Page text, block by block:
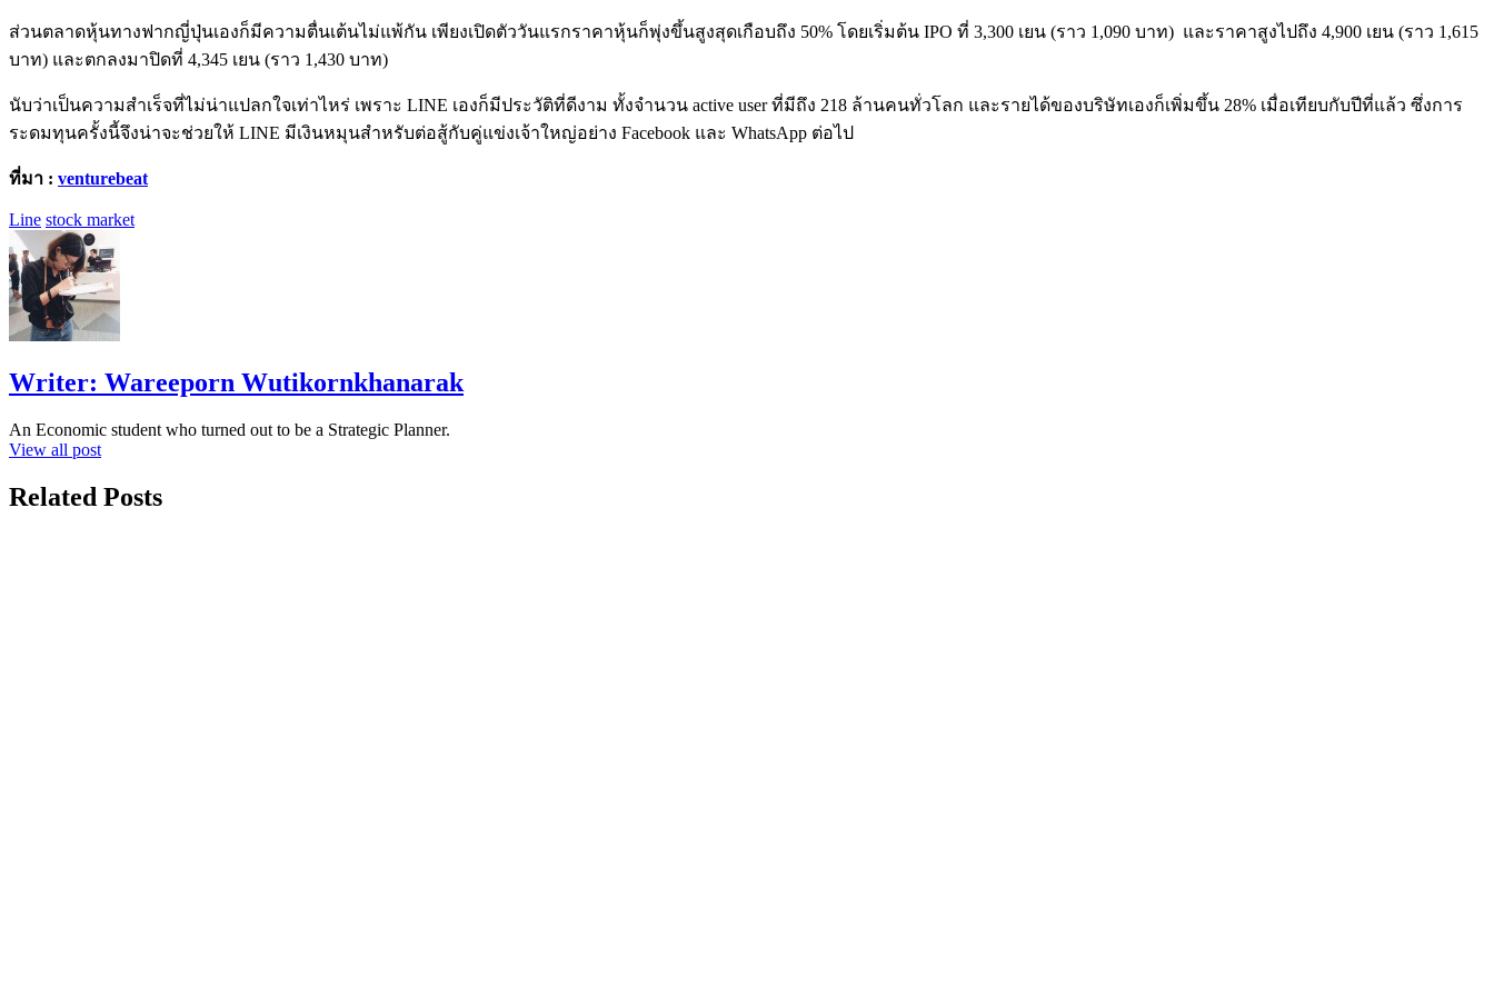
ส่วนตลาดหุ้นทางฟากญี่ปุ่นเองก็มีความตื่นเต้นไม่แพ้กัน เพียงเปิดตัววันแรกราคาหุ้นก็พุ่งขึ้นสูงสุดเกือบถึง 50% โดยเริ่มต้น IPO ที่ 3,300 เยน (ราว 1,090 บาท) และราคาสูงไปถึง 4,900 เยน (ราว 1,615
บาท) และตกลงมาปิดที่ 4,345 เยน (ราว 1,430 บาท)
นับว่าเป็นความสำเร็จที่ไม่น่าแปลกใจเท่าไหร่ เพราะ LINE เองก็มีประวัติที่ดีงาม ทั้งจำนวน active user ที่มีถึง 218 ล้านคนทั่วโลก และรายได้ของบริษัทเองก็เพิ่มขึ้น 28% เมื่อเทียบกับปีที่แล้ว ซึ่งการ
ระดมทุนครั้งนี้จึงน่าจะช่วยให้ LINE มีเงินหมุนสำหรับต่อสู้กับคู่แข่งเจ้าใหญ่อย่าง Facebook และ WhatsApp ต่อไป
ที่มา : venturebeat
Line stock market
Writer: Wareeporn Wutikornkhanarak
An Economic student who turned out to be a Strategic Planner.
View all post
Related Posts